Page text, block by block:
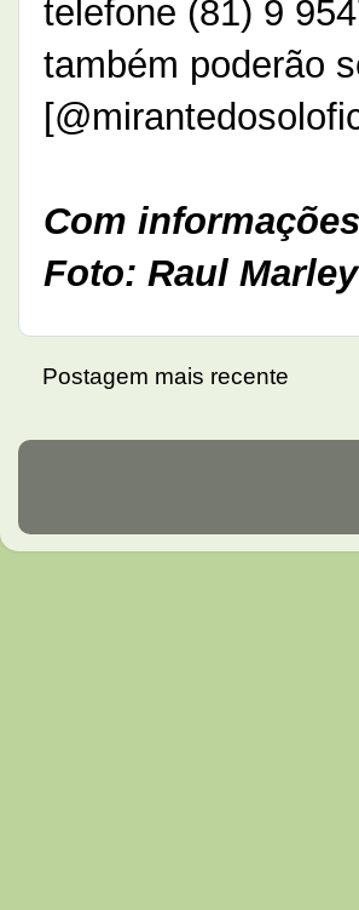
telefone (81) 9
também poderão
Com
Foto: Raul Marley
Postagem mais recente